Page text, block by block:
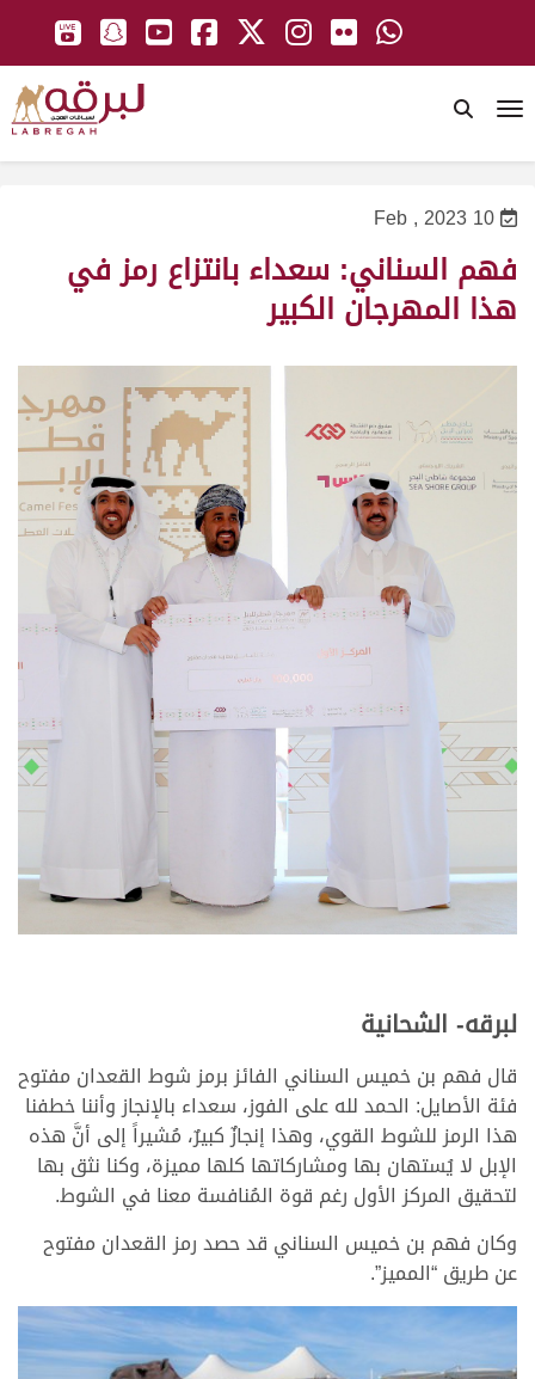
10 Feb , 2023
فهم السناني: سعداء بانتزاع رمز في
هذا المهرجان الكبير
لبرقه- الشحانية
قال فهم بن خميس السناني الفائز برمز شوط القعدان مفتوح
فئة الأصايل: الحمد لله على الفوز، سعداء بالإنجاز وأننا خطفنا
هذا الرمز للشوط القوي، وهذا إنجازٌ كبيرٌ، مُشيراً إلى أنَّ هذه
الإبل لا يُستهان بها ومشاركاتها كلها مميزة، وكنا نثق بها
لتحقيق المركز الأول رغم قوة المُنافسة معنا في الشوط.
وكان فهم بن خميس السناني قد حصد رمز القعدان مفتوح
عن طريق “المميز”.